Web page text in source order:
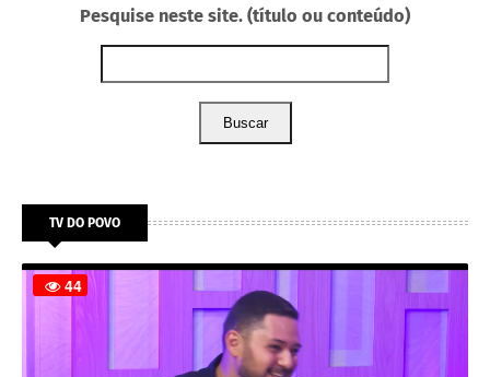
Pesquise neste site. (título ou conteúdo)
Buscar
TV DO POVO